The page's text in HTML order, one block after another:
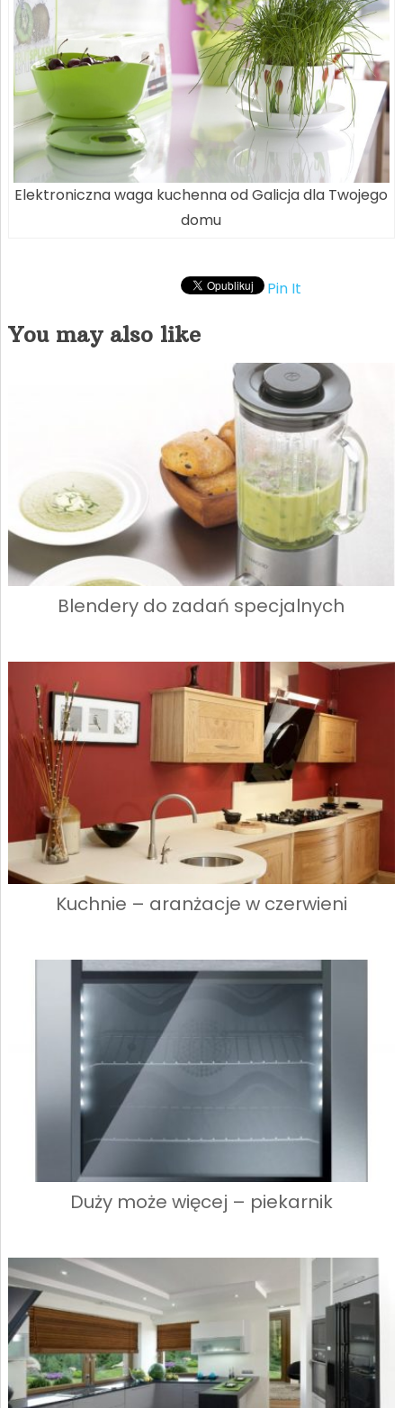
Elektroniczna waga kuchenna od Galicja dla Twojego
domu
Pin It
You may also like
Blendery do zadań specjalnych
Kuchnie – aranżacje w czerwieni
Duży może więcej – piekarnik